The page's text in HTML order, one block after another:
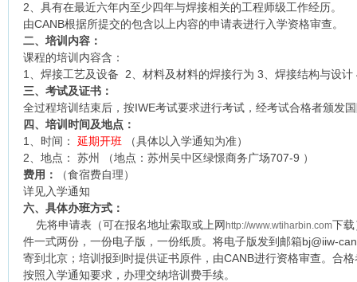
2、具有在最近六年内至少四年与焊接相关的工程师级工作经历。
由CANB根据所提交的包含以上内容的申请表进行入学资格审查。
二、培训内容：
课程的培训内容含：
1、焊接工艺及设备 2、材料及材料的焊接行为 3、焊接结构与设计
三、考试及证书：
全过程培训结束后，按IWE考试要求进行考试，经考试合格者颁发
四、培训时间及地点：
1、时间： 延期开班 （具体以入学通知为准）
2、地点： 苏州 （地点：苏州吴中区绿憬商务广场707-9 ）
费用：
（食宿费自理）
详见入学通知
六、具体办班方式：
先将申请表（可在报名地址索取或上网 http://www.wtiharbin.com下载
件一式两份，一份电子版，一份纸质。将电子版发到邮箱bj@iiw-
寄到北京；培训报到时提供证书原件，由CANB进行资格审查。合
按照入学通知要求，办理交纳培训费手续。